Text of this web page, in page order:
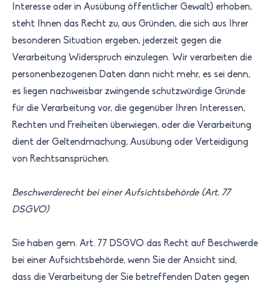
Interesse oder in Ausübung öffentlicher Gewalt) erhoben,
steht Ihnen das Recht zu, aus Gründen, die sich aus Ihrer
besonderen Situation ergeben, jederzeit gegen die
Verarbeitung Widerspruch einzulegen. Wir verarbeiten die
personenbezogenen Daten dann nicht mehr, es sei denn,
es liegen nachweisbar zwingende schutzwürdige Gründe
für die Verarbeitung vor, die gegenüber Ihren Interessen,
Rechten und Freiheiten überwiegen, oder die Verarbeitung
dient der Geltendmachung, Ausübung oder Verteidigung
von Rechtsansprüchen.
Beschwerderecht bei einer Aufsichtsbehörde (Art. 77
DSGVO)
Sie haben gem. Art. 77 DSGVO das Recht auf Beschwerde
bei einer Aufsichtsbehörde, wenn Sie der Ansicht sind,
dass die Verarbeitung der Sie betreffenden Daten gegen